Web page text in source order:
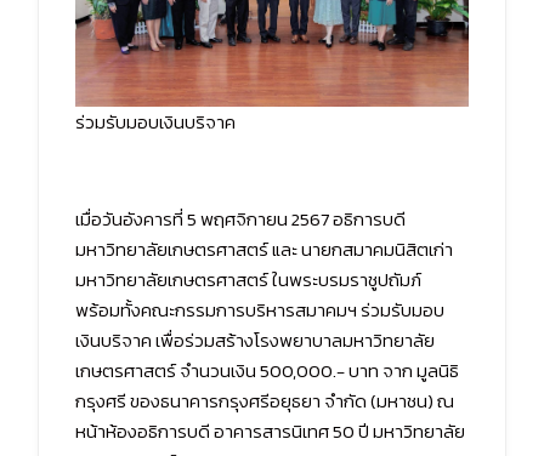
ร่วมรับมอบเงินบริจาค
เมื่อวันอังคารที่ 5 พฤศจิกายน 2567 อธิการบดี
มหาวิทยาลัยเกษตรศาสตร์ และ นายกสมาคมนิสิตเก่า
มหาวิทยาลัยเกษตรศาสตร์ ในพระบรมราชูปถัมภ์
พร้อมทั้งคณะกรรมการบริหารสมาคมฯ ร่วมรับมอบ
เงินบริจาค เพื่อร่วมสร้างโรงพยาบาลมหาวิทยาลัย
เกษตรศาสตร์ จำนวนเงิน 500,000.- บาท จาก มูลนิธิ
กรุงศรี ของธนาคารกรุงศรีอยุธยา จำกัด (มหาชน) ณ
หน้าห้องอธิการบดี อาคารสารนิเทศ 50 ปี มหาวิทยาลัย